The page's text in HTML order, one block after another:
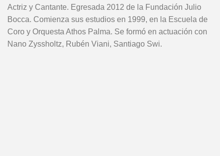
Actriz y Cantante. Egresada 2012 de la Fundación Julio
Bocca. Comienza sus estudios en 1999, en la Escuela de
Coro y Orquesta Athos Palma. Se formó en actuación con
Nano Zyssholtz, Rubén Viani, Santiago Swi.